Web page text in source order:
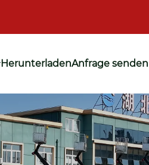
HerunterladenAnfrage senden